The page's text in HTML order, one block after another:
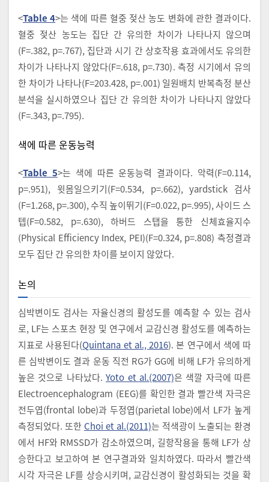
<Table 4>는 색에 따른 혈중 젖산 농도 변화에 관한 결과이다.
혈중 젖산 농도는 집단 간 유의한 차이가 나타나지 않으며
(F=.382, p=.767), 집단과 시기 간 상호작용 효과에서도 유의한
차이가 나타나지 않았다(F=.618, p=.730). 측정 시기에서 유의
한 차이가 나타나(F=203.428, p=.001) 일원배치 반복측정 분산
분석을 실시하였으나 집단 간 유의한 차이가 나타나지 않았다
(F=.343, p=.795).
색에 따른 운동능력
<Table 5>는 색에 따른 운동능력 결과이다. 악력(F=0.114,
p=.951), 윗몸일으키기(F=0.534, p=.662), yardstick 검사
(F=1.268, p=.300), 수직 높이뛰기(F=0.022, p=.995), 사이드 스
텝(F=0.582, p=.630), 하버드 스탭을 통한 신체효율지수
(Physical Efficiency Index, PEI)(F=0.324, p=.808) 측정결과
모두 집단 간 유의한 차이를 보이지 않았다.
논의
심박변이도 검사는 자율신경의 활성도를 예측할 수 있는 검사
로, LF는 스포츠 현장 및 연구에서 교감신경 활성도를 예측하는
지표로 사용된다(Quintana et al., 2016). 본 연구에서 색에 따
른 심박변이도 결과 운동 직전 RG가 GG에 비해 LF가 유의하게
높은 것으로 나타났다.Yoto et al.(2007)은 색깔 자극에 따른
Electroencephalogram (EEG)를 확인한 결과 빨간색 자극은
전두엽(frontal lobe)과 두정엽(parietal lobe)에서 LF가 높게
측정되었다. 또한 Choi et al.(2011)는 적색광이 노출되는 환경
에서 HF와 RMSSD가 감소하였으며, 길항작용을 통해 LF가 상
승한다고 보고하여 본 연구결과와 일치하였다. 따라서 빨간색
시각 자극은 LF를 상승시키며, 교감신경이 활성화되는 것을 확